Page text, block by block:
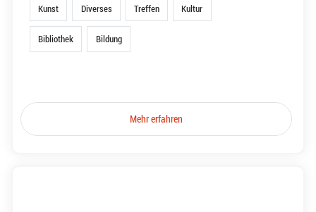
Kunst Diverses Treffen Kultur
Bibliothek Bildung
Mehr erfahren